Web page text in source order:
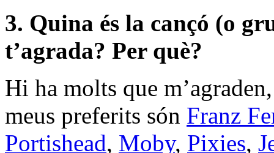
3. Quina és la cançó (o
t’agrada? Per què?
Hi ha molts que
meus preferits són Franz
Portishead, Moby, Pixies,